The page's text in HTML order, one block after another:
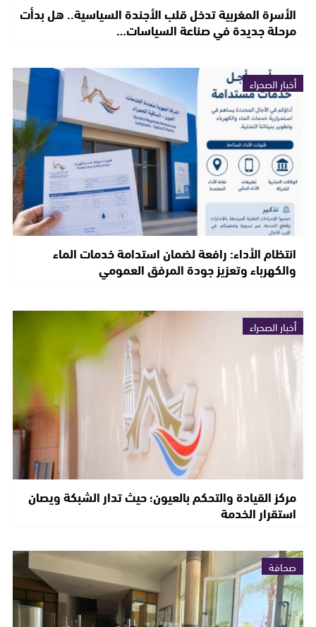
الأسرة المغربية تدخل قلب الأجندة السياسية.. هل بدأت
مرحلة جديدة في صناعة السياسات…
أخبار الصحراء
انتظام الأداء: رافعة لضمان استدامة خدمات الماء
والكهرباء وتعزيز جودة المرفق العمومي
أخبار الصحراء
مركز القيادة والتحكم بالعيون؛ حيث تدار الشبكة ويصان
استقرار الخدمة
صحافة